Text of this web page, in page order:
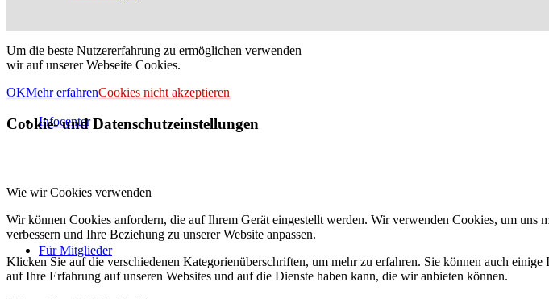
Infocenter
Für Mitglieder
Um die beste Nutzererfahrung zu ermöglichen verwenden
wir auf unserer Webseite Cookies.
OKMehr erfahrenCookies nicht akzeptieren
Cookie- und Datenschutzeinstellungen
Wie wir Cookies verwenden
Wir können Cookies anfordern, die auf Ihrem Gerät eingestellt werden. Wir verwenden Cookies, um uns
verbessern und Ihre Beziehung zu unserer Website anpassen.
Klicken Sie auf die verschiedenen Kategorienüberschriften, um mehr zu erfahren. Sie können auch
auf Ihre Erfahrung auf unseren Websites und auf die Dienste haben kann, die wir anbieten können.